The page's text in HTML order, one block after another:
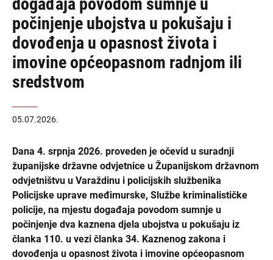
počinjenje ubojstva u pokušaju i
dovođenja u opasnost života i
imovine općeopasnom radnjom ili
sredstvom
05.07.2026.
Dana 4. srpnja 2026. proveden je očevid u suradnji
županijske državne odvjetnice u Županijskom državnom
odvjetništvu u Varaždinu i policijskih službenika
Policijske uprave međimurske, Službe kriminalističke
policije, na mjestu događaja povodom sumnje u
počinjenje dva kaznena djela ubojstva u pokušaju iz
članka 110. u vezi članka 34. Kaznenog zakona i
dovođenja u opasnost života i imovine općeopasnom